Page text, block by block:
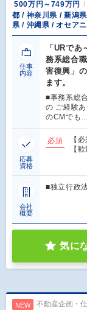
500万円～749万円
都 / 神奈川県 / 新潟
県 / 沖縄県 / オセア
仕事
内容
「URで
務系総合
害復興」
ます。
■事務系総
の ご経験
のCMでも…
応募
資格
必須
【
【
会社
概要
■独立行政
気に
NEW 不動産企画・